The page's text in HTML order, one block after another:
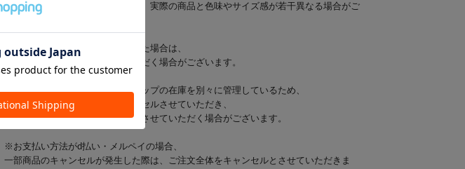
光の当たり方やご覧の環境により、実際の商品と色味やサイズ感が若干異なる場合がご
※出荷前に商品不具合が確認された場合は、
該当商品をキャンセルさせていただく場合がございます。
※当店では店舗とオンラインショップの在庫を別々に管理しているため、
在庫状況により一部商品をキャンセルさせていただき、
在庫をご用意できた商品のみ発送させていただく場合がございます。
※お支払い方法がd払い・メルペイの場合、
一部商品のキャンセルが発生した際は、ご注文全体をキャンセルとさせていただきま